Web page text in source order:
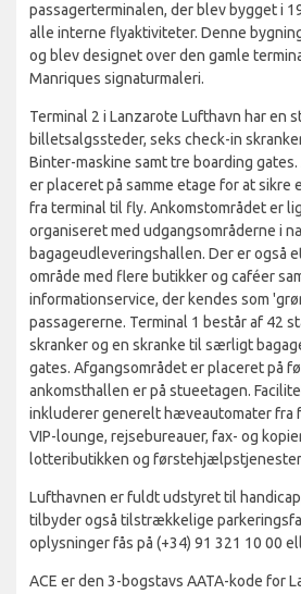
passagerterminalen, der blev bygget i
alle interne flyaktiviteter. Denne
og blev designet over den gamle
Manriques signaturmaleri.
Terminal 2 i Lanzarote Lufthavn har en
billetsalgssteder, seks check-in
Binter-maskine samt tre boarding
er placeret på samme etage for at sikre
fra terminal til fly. Ankomstområdet er
organiseret med udgangsområderne i
bagageudleveringshallen. Der er også
område med flere butikker og caféer
informationservice, der kendes som
passagererne. Terminal 1 består af 42
skranker og en skranke til særligt
gates. Afgangsområdet er placeret på
ankomsthallen er på stueetagen.
inkluderer generelt hæveautomater fra
VIP-lounge, rejsebureauer, fax- og
lotteributikken og
Lufthavnen er fuldt udstyret til
tilbyder også tilstrækkelige
oplysninger fås på (+34) 91 321 10 00
ACE er den 3-bogstavs AATA-kode for